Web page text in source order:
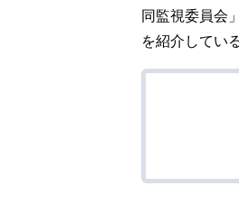
同監視委員会
を紹介してい